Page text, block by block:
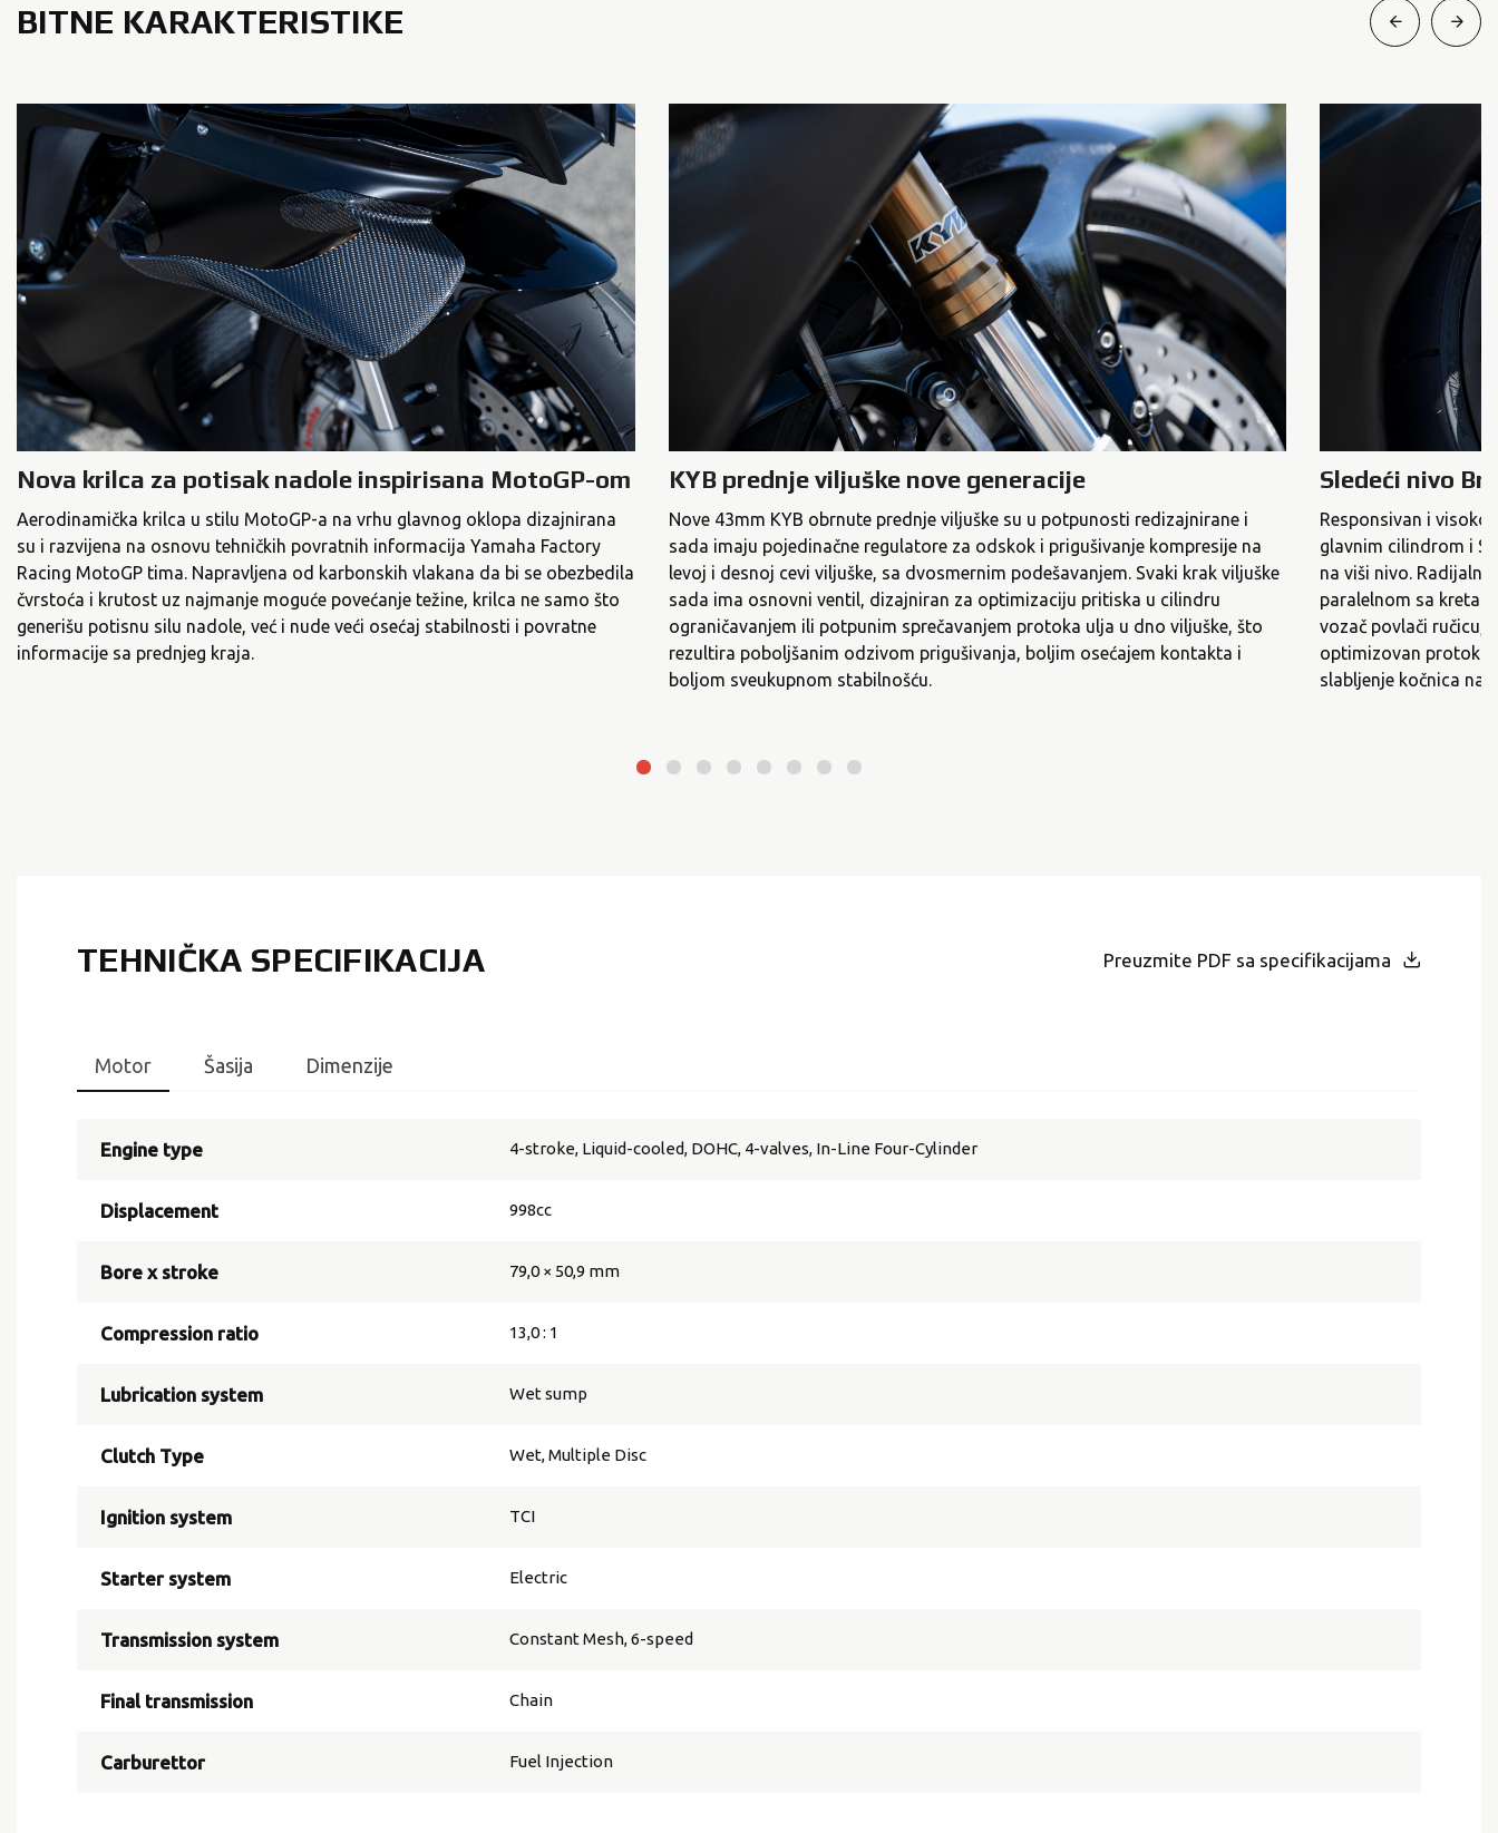
BITNE KARAKTERISTIKE
Nova krilca za potisak nadole inspirisana MotoGP-om
Aerodinamička krilca u stilu MotoGP-a na vrhu glavnog oklopa dizajnirana
su i razvijena na osnovu tehničkih povratnih informacija Yamaha Factory
Racing MotoGP tima. Napravljena od karbonskih vlakana da bi se obezbedila
čvrstoća i krutost uz najmanje moguće povećanje težine, krilca ne samo što
generišu potisnu silu nadole, već i nude veći osećaj stabilnosti i povratne
informacije sa prednjeg kraja.
KYB prednje viljuške nove generacije
Nove 43mm KYB obrnute prednje viljuške su u potpunosti redizajnirane i
sada imaju pojedinačne regulatore za odskok i prigušivanje kompresije na
levoj i desnoj cevi viljuške, sa dvosmernim podešavanjem. Svaki krak viljuške
sada ima osnovni ventil, dizajniran za optimizaciju pritiska u cilindru
ograničavanjem ili potpunim sprečavanjem protoka ulja u dno viljuške, što
rezultira poboljšanim odzivom prigušivanja, boljim osećajem kontakta i
boljom sveukupnom stabilnošću.
Sledeći nivo
Responsivan i
glavnim cilindrom i
na viši nivo. Radijalni
paralelnom sa
vozač povlači ručicu,
optimizovan protok
slabljenje kočnica na
TEHNIČKA SPECIFIKACIJA Preuzmite PDF sa specifikacijama
Motor Šasija Dimenzije
Engine type 4-stroke, Liquid-cooled, DOHC, 4-valves, In-Line Four-Cylinder
Displacement 998cc
Bore x stroke 79,0 × 50,9 mm
Compression ratio 13,0 : 1
Lubrication system Wet sump
Clutch Type Wet, Multiple Disc
Ignition system TCI
Starter system Electric
Transmission system Constant Mesh, 6-speed
Final transmission Chain
Carburettor Fuel Injection